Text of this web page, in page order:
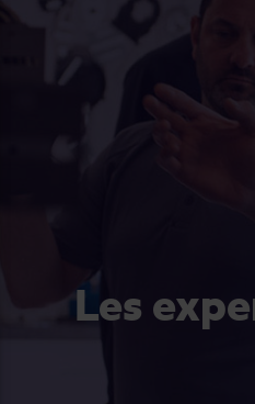
Les experts du volet